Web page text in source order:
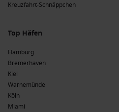
Kreuzfahrt-Schnäppchen
Top Häfen
Hamburg
Bremerhaven
Kiel
Warnemünde
Köln
Miami